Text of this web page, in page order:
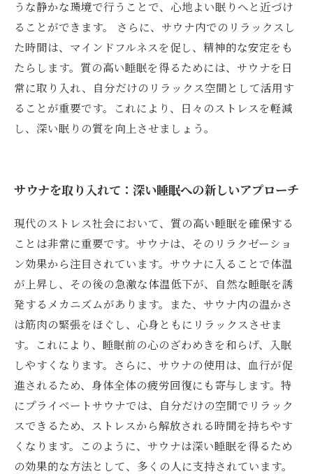
うな静かな環境で行うことで、心地よい眠りへと近づけ
ることができます。 さらに、サウナ内でのリラックスし
た時間は、マインドフルネスを促し、精神的な安定をも
たらします。質の高い睡眠を得るためには、サウナを日
常に取り入れ、自分だけのリラックス空間として活用す
ることが重要です。これにより、日々のストレスを軽減
し、深い眠りの質を向上させましょう。
サウナを取り入れて：深い睡眠への新しいアプローチ
現代のストレス社会において、質の高い睡眠を確保する
ことは非常に重要です。サウナは、そのリラクゼーショ
ン効果から注目されています。サウナに入ることで体温
が上昇し、その後の急激な体温低下が、自然な睡眠を誘
発するメカニズムがあります。また、サウナ内の温かさ
は筋肉の緊張をほぐし、心身ともにリラックスさせま
す。これにより、睡眠前の心のざわめきを和らげ、入眠
しやすくなります。さらに、サウナの使用は、血行が促
進されるため、身体全体の疲労回復にも寄与します。特
にプライベートサウナでは、自分だけの空間でリラック
スできるため、ストレスから解放される時間を持ちやす
くなります。このように、サウナは深い睡眠を得るため
の効果的な方法として、多くの人に支持されています。